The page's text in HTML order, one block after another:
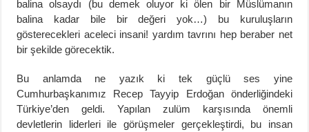
balina olsaydı (bu demek oluyor ki ölen bir Müslümanın
balina kadar bile bir değeri yok…) bu kuruluşların
gösterecekleri aceleci insani! yardım tavrını hep beraber net
bir şekilde görecektik.
Bu anlamda ne yazık ki tek güçlü ses yine
Cumhurbaşkanımız Recep Tayyip Erdoğan önderliğindeki
Türkiye’den geldi. Yapılan zulüm karşısında önemli
devletlerin liderleri ile görüşmeler gerçekleştirdi, bu insan